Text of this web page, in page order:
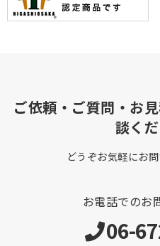
ご依頼・ご質問・お
談くだ
どうぞお気軽にお
お電話でのお
06-